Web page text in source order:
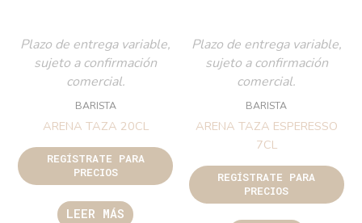
Plazo de entrega variable,
sujeto a confirmación
comercial.
BARISTA
ARENA TAZA 20CL
REGÍSTRATE PARA
PRECIOS
LEER MÁS
Plazo de entrega variable,
sujeto a confirmación
comercial.
BARISTA
ARENA TAZA ESPERESSO
7CL
REGÍSTRATE PARA
PRECIOS